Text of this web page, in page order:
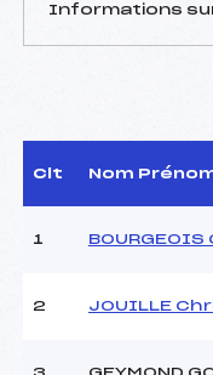
Informations
D.T Adjoint :
Point Haut :
Clt Nom
1 BOURGEOIS
2 JOUILLE